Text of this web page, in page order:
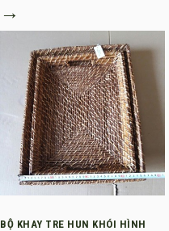
→
BỘ KHAY TRE HUN KHÓI HÌNH